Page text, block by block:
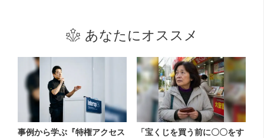
あなたにオススメ
事例から学ぶ『特権アクセス
「宝くじを買う前に〇〇をす